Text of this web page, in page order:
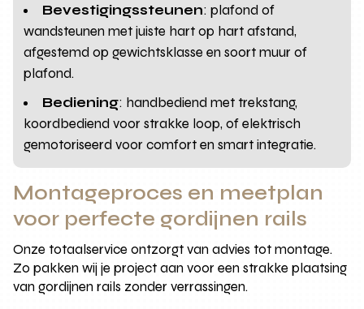
Bevestigingssteunen: plafond of
wandsteunen met juiste hart op hart afstand,
afgestemd op gewichtsklasse en soort muur of
plafond.
Bediening: handbediend met trekstang,
koordbediend voor strakke loop, of elektrisch
gemotoriseerd voor comfort en smart integratie.
Montageproces en meetplan
voor perfecte gordijnen rails
Onze totaalservice ontzorgt van advies tot montage.
Zo pakken wij je project aan voor een strakke plaatsing
van gordijnen rails zonder verrassingen.